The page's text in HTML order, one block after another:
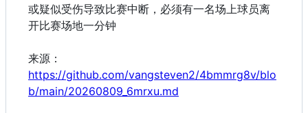
或疑似受伤导致比赛中断，必须有一名场上球员离
开比赛场地一分钟
来源：
https://github.com/vangsteven2/4bmmrg8v/blo
b/main/20260809_6mrxu.md